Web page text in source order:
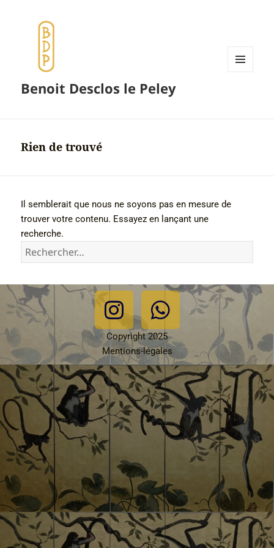
Benoit Desclos le Peley
Rien de trouvé
Il semblerait que nous ne soyons pas en mesure de
trouver votre contenu. Essayez en lançant une
recherche.
Copyright 2025
Mentions-légales